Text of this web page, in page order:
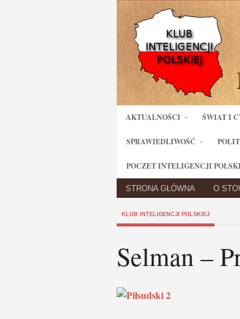
AKTUALNOŚCI ŚWIAT I
SPRAWIEDLIWOŚĆ
POCZET INTELIGENCJI
STRONA GŁÓWNA O
KLUB INTELIGENCJI POLSKIEJ
Selman –